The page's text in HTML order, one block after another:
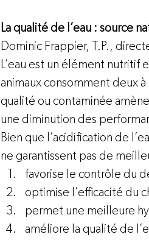
La qualité de l’eau : source
Dominic Frappier, T.P.,
L’eau est un élément nutritif
animaux consomment deux
qualité ou contaminée
une diminution des
Bien que l’acidification de
ne garantissent pas de
favorise le contrôle du
optimise l’efficacité du
permet une meilleure
améliore la qualité de